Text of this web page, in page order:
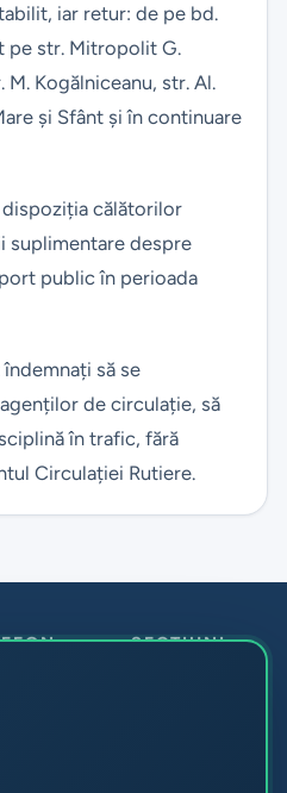
iar retur: de pe bd.
pe str. Mitropolit G.
Kogălniceanu, str. Al.
și Sfânt și în continuare
dispoziția călătorilor
suplimentare despre
public în perioada
să se
de circulație, să
în trafic, fără
Circulației Rutiere.
umane:
SECȚIUNI